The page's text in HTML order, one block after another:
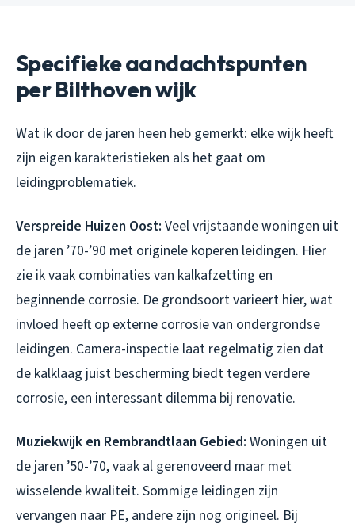
Specifieke aandachtspunten
per Bilthoven wijk
Wat ik door de jaren heen heb gemerkt: elke wijk heeft
zijn eigen karakteristieken als het gaat om
leidingproblematiek.
Verspreide Huizen Oost: Veel vrijstaande woningen uit
de jaren ’70-’90 met originele koperen leidingen. Hier
zie ik vaak combinaties van kalkafzetting en
beginnende corrosie. De grondsoort varieert hier, wat
invloed heeft op externe corrosie van ondergrondse
leidingen. Camera-inspectie laat regelmatig zien dat
de kalklaag juist bescherming biedt tegen verdere
corrosie, een interessant dilemma bij renovatie.
Muziekwijk en Rembrandtlaan Gebied: Woningen uit
de jaren ’50-’70, vaak al gerenoveerd maar met
wisselende kwaliteit. Sommige leidingen zijn
vervangen naar PE, andere zijn nog origineel. Bij